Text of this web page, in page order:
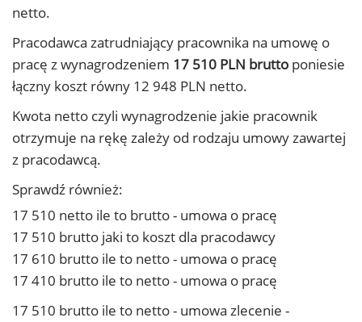
netto.
Pracodawca zatrudniający pracownika na umowę o
pracę z wynagrodzeniem 17 510 PLN brutto poniesie
łączny koszt równy 12 948 PLN netto.
Kwota netto czyli wynagrodzenie jakie pracownik
otrzymuje na rękę zależy od rodzaju umowy zawartej
z pracodawcą.
Sprawdź również:
17 510 netto ile to brutto - umowa o pracę
17 510 brutto jaki to koszt dla pracodawcy
17 610 brutto ile to netto - umowa o pracę
17 410 brutto ile to netto - umowa o pracę
17 510 brutto ile to netto - umowa zlecenie -